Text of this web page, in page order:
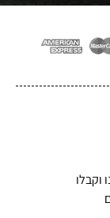
וקבלו